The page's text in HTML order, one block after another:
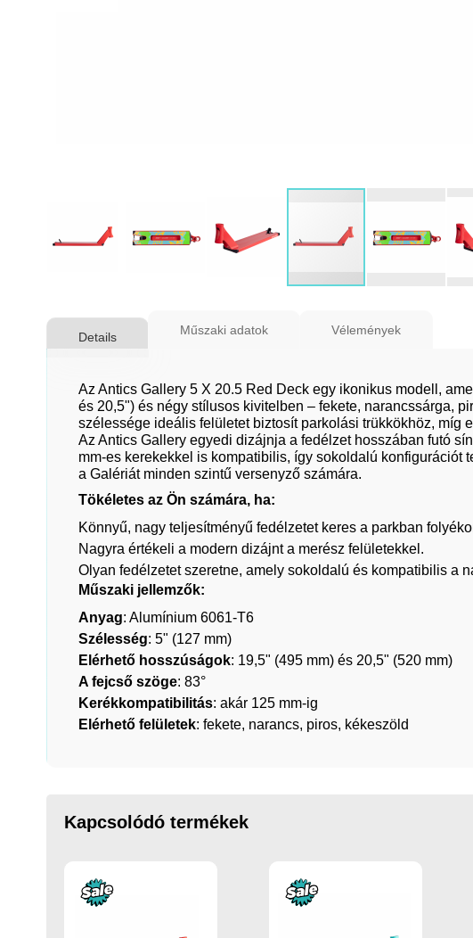
a
képgaléria
Details
Az Antics Gallery 5 X 20.5 Red Deck egy ikonikus modell,
és 20,5") és négy stílusos kivitelben – fekete, narancssárga,
szélessége ideális felületet biztosít parkolási trükkökhöz, míg
Az Antics Gallery egyedi dizájnja a fedélzet hosszában futó
mm-es kerekekkel is kompatibilis, így sokoldalú
a Galériát minden szintű versenyző számára.
Tökéletes az Ön számára, ha:
Könnyű, nagy teljesítményű fedélzetet keres a parkban
Nagyra értékeli a modern dizájnt a merész felületekkel.
Olyan fedélzetet szeretne, amely sokoldalú és kompatibilis a
Műszaki jellemzők:
Anyag: Alumínium 6061-T6
Szélesség: 5" (127 mm)
Elérhető hosszúságok: 19,5" (495 mm) és 20,5" (520 mm)
A fejcső szöge: 83°
Kerékkompatibilitás: akár 125 mm-ig
Elérhető felületek: fekete, narancs, piros, kékeszöld
Műszaki adatok Vélemények
Kapcsolódó termékek